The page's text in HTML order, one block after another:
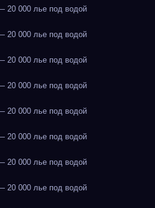
000 лье под водой
000 лье под водой
000 лье под водой
000 лье под водой
000 лье под водой
000 лье под водой
000 лье под водой
000 лье под водой